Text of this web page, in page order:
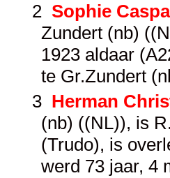
2 Sophie
Zundert (nb)
1923 aldaar
te Gr.Zundert
3 Herman
(nb) ((NL)), is
(Trudo), is
werd 73 jaar, 4